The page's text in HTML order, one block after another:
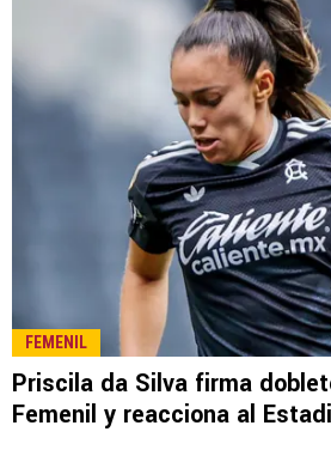
FEMENIL
Priscila da Silva firma
Femenil y reacciona al